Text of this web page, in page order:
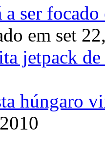
a ser
em set
jetpack de
húngaro